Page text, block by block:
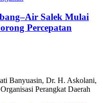
Salek Mulai
Percepatan
Banyuasin, Dr. H. Askolani,
Perangkat Daerah